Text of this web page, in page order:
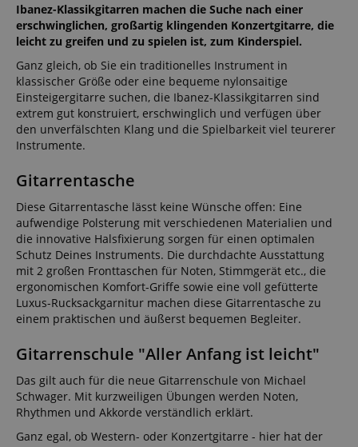
Ibanez-Klassikgitarren machen die Suche nach einer
erschwinglichen, großartig klingenden Konzertgitarre, die
leicht zu greifen und zu spielen ist, zum Kinderspiel.
Ganz gleich, ob Sie ein traditionelles Instrument in
klassischer Größe oder eine bequeme nylonsaitige
Einsteigergitarre suchen, die Ibanez-Klassikgitarren sind
extrem gut konstruiert, erschwinglich und verfügen über
den unverfälschten Klang und die Spielbarkeit viel teurerer
Instrumente.
Gitarrentasche
Diese Gitarrentasche lässt keine Wünsche offen: Eine
aufwendige Polsterung mit verschiedenen Materialien und
die innovative Halsfixierung sorgen für einen optimalen
Schutz Deines Instruments. Die durchdachte Ausstattung
mit 2 großen Fronttaschen für Noten, Stimmgerät etc., die
ergonomischen Komfort-Griffe sowie eine voll gefütterte
Luxus-Rucksackgarnitur machen diese Gitarrentasche zu
einem praktischen und äußerst bequemen Begleiter.
Gitarrenschule "Aller Anfang ist leicht"
Das gilt auch für die neue Gitarrenschule von Michael
Schwager. Mit kurzweiligen Übungen werden Noten,
Rhythmen und Akkorde verständlich erklärt.
Ganz egal, ob Western- oder Konzertgitarre - hier hat der